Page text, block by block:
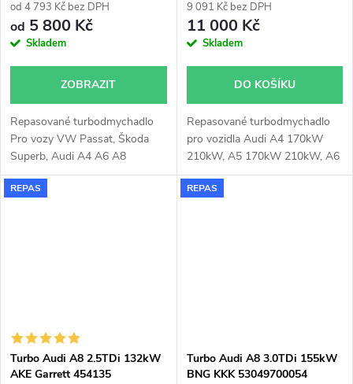
od 4 793 Kč bez DPH
od 5 800 Kč
Skladem
ZOBRAZIT
Repasované turbodmychadlo
Pro vozy VW Passat, Škoda
Superb, Audi A4 A6 A8
2.5TDi 2,5TDi 110KW AKN
AFB
9 091 Kč bez DPH
11 000 Kč
Skladem
DO KOŠÍKU
Repasované turbodmychadlo
pro vozidla Audi A4 170kW
210kW, A5 170kW 210kW, A6
155kW 170kW 210kW, A7
155kW 170kW 210kW, A8
REPAS
Turbo Audi A8 2.5TDi 132kW
AKE Garrett 454135
REPAS
Turbo Audi A8 3.0TDi 155kW
BNG KKK 53049700054